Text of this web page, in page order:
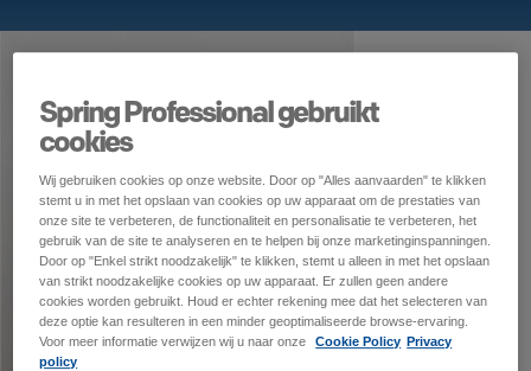
Spring Professional gebruikt
cookies
Wij gebruiken cookies op onze website. Door op "Alles aanvaarden" te klikken
stemt u in met het opslaan van cookies op uw apparaat om de prestaties van
onze site te verbeteren, de functionaliteit en personalisatie te verbeteren, het
gebruik van de site te analyseren en te helpen bij onze marketinginspanningen.
Door op "Enkel strikt noodzakelijk" te klikken, stemt u alleen in met het opslaan
van strikt noodzakelijke cookies op uw apparaat. Er zullen geen andere
cookies worden gebruikt. Houd er echter rekening mee dat het selecteren van
deze optie kan resulteren in een minder geoptimaliseerde browse-ervaring.
Voor meer informatie verwijzen wij u naar onze
Cookie Policy Privacy
policy